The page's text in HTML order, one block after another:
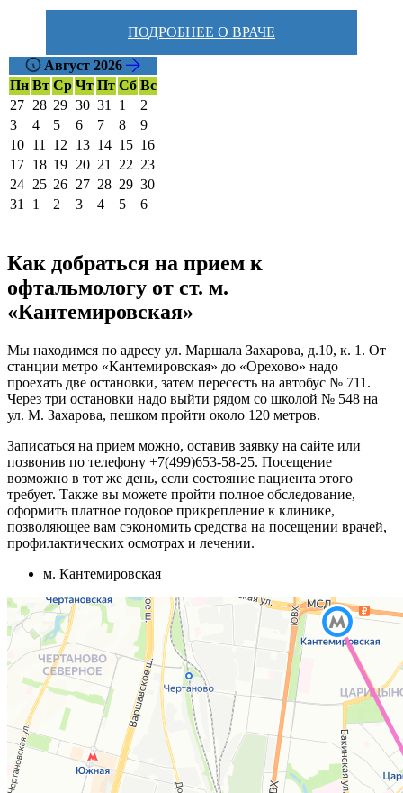
ПОДРОБНЕЕ О ВРАЧЕ
Август 2026
Пн Вт Ср Чт Пт Сб Вс
27 28 29 30 31 1
2
3
4 5 6 7 8
9
10 11 12 13 14 15 16
17 18 19 20 21 22 23
24 25 26 27 28 29 30
31
1 2 3 4 5 6
Как добраться на прием к
офтальмологу от ст. м.
«Кантемировская»
Мы находимся по адресу ул. Маршала Захарова, д.10, к. 1. От
станции метро «Кантемировская» до «Орехово» надо
проехать две остановки, затем пересесть на автобус № 711.
Через три остановки надо выйти рядом со школой № 548 на
ул. М. Захарова, пешком пройти около 120 метров.
Записаться на прием можно, оставив заявку на сайте или
позвонив по телефону +7(499)653-58-25. Посещение
возможно в тот же день, если состояние пациента этого
требует. Также вы можете пройти полное обследование,
оформить платное годовое прикрепление к клинике,
позволяющее вам сэкономить средства на посещении врачей,
профилактических осмотрах и лечении.
м. Кантемировская